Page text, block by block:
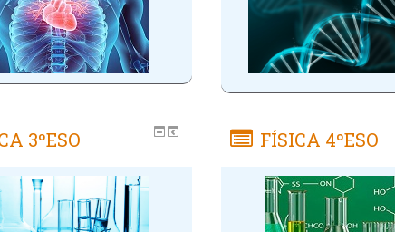
3ºESO FÍSICA 4ºESO